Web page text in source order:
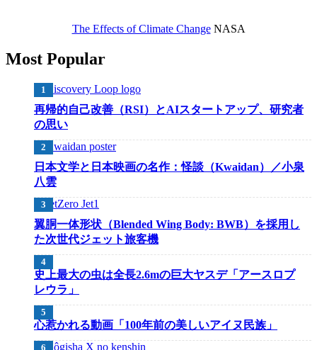
The Effects of Climate ChangeNASA
Most Popular
再帰的自己改善（RSI）とAIスタートアップ、研究者
の思い
日本文学と日本映画の名作：怪談（Kwaidan）／小泉
八雲
翼胴一体形状（Blended Wing Body: BWB）を採用し
た次世代ジェット旅客機
史上最大の虫は全長2.6mの巨大ヤスデ「アースロプ
レウラ」
心惹かれる動画「100年前の美しいアイヌ民族」